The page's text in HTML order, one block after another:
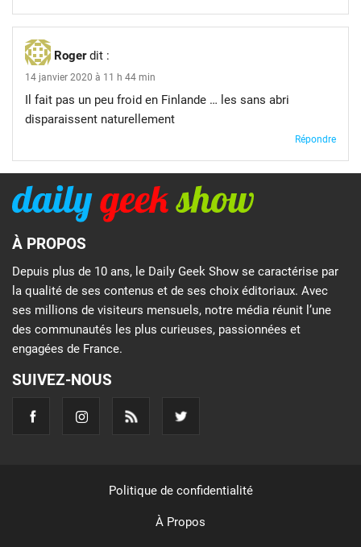
Roger dit :
14 janvier 2020 à 11 h 44 min
Il fait pas un peu froid en Finlande … les sans abri
disparaissent naturellement
Répondre
À PROPOS
Depuis plus de 10 ans, le Daily Geek Show se caractérise par
la qualité de ses contenus et de ses choix éditoriaux. Avec
ses millions de visiteurs mensuels, notre média réunit l’une
des communautés les plus curieuses, passionnées et
engagées de France.
SUIVEZ-NOUS
Politique de confidentialité
À Propos